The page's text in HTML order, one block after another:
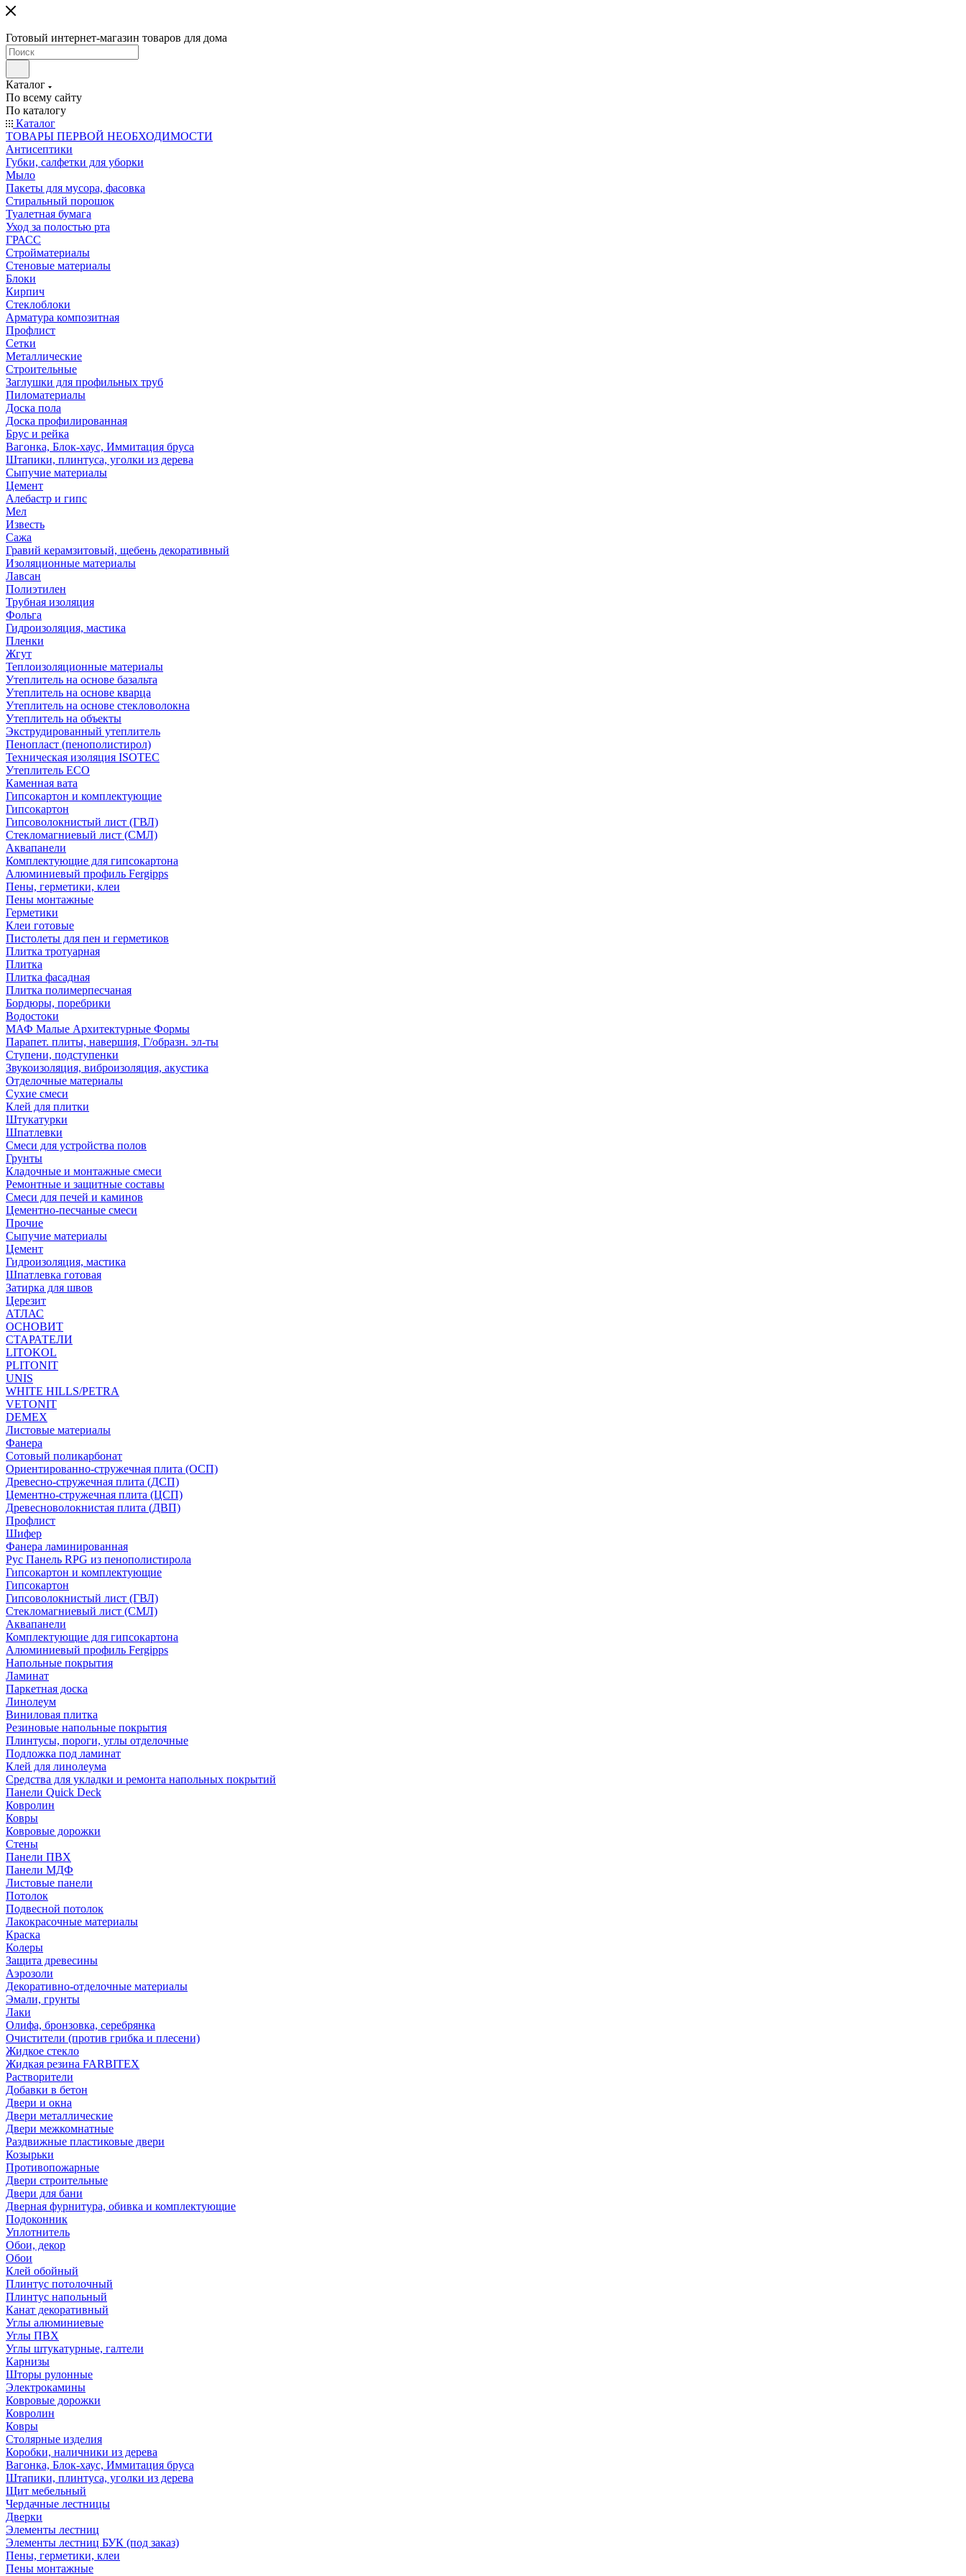
Готовый интернет-магазин товаров для дома
Каталог
По всему сайту
По каталогу
Каталог
ТОВАРЫ ПЕРВОЙ НЕОБХОДИМОСТИ
Антисептики
Губки, салфетки для уборки
Мыло
Пакеты для мусора, фасовка
Стиральный порошок
Туалетная бумага
Уход за полостью рта
ГРАСС
Стройматериалы
Стеновые материалы
Блоки
Кирпич
Стеклоблоки
Арматура композитная
Профлист
Сетки
Металлические
Строительные
Заглушки для профильных труб
Пиломатериалы
Доска пола
Доска профилированная
Брус и рейка
Вагонка, Блок-хаус, Иммитация бруса
Штапики, плинтуса, уголки из дерева
Сыпучие материалы
Цемент
Алебастр и гипс
Мел
Известь
Сажа
Гравий керамзитовый, щебень декоративный
Изоляционные материалы
Лавсан
Полиэтилен
Трубная изоляция
Фольга
Гидроизоляция, мастика
Пленки
Жгут
Теплоизоляционные материалы
Утеплитель на основе базальта
Утеплитель на основе кварца
Утеплитель на основе стекловолокна
Утеплитель на объекты
Экструдированный утеплитель
Пенопласт (пенополистирол)
Техническая изоляция ISOTEC
Утеплитель ECO
Каменная вата
Гипсокартон и комплектующие
Гипсокартон
Гипсоволокнистый лист (ГВЛ)
Стекломагниевый лист (СМЛ)
Аквапанели
Комплектующие для гипсокартона
Алюминиевый профиль Fergipps
Пены, герметики, клеи
Пены монтажные
Герметики
Клеи готовые
Пистолеты для пен и герметиков
Плитка тротуарная
Плитка
Плитка фасадная
Плитка полимерпесчаная
Бордюры, поребрики
Водостоки
МАФ Малые Архитектурные Формы
Парапет. плиты, навершия, Г/образн. эл-ты
Ступени, подступенки
Звукоизоляция, виброизоляция, акустика
Отделочные материалы
Сухие смеси
Клей для плитки
Штукатурки
Шпатлевки
Смеси для устройства полов
Грунты
Кладочные и монтажные смеси
Ремонтные и защитные составы
Смеси для печей и каминов
Цементно-песчаные смеси
Прочие
Сыпучие материалы
Цемент
Гидроизоляция, мастика
Шпатлевка готовая
Затирка для швов
Церезит
АТЛАС
ОСНОВИТ
СТАРАТЕЛИ
LITOKOL
PLITONIT
UNIS
WHITE HILLS/PETRA
VETONIT
DEMEX
Листовые материалы
Фанера
Сотовый поликарбонат
Ориентированно-стружечная плита (ОСП)
Древесно-стружечная плита (ДСП)
Цементно-стружечная плита (ЦСП)
Древесноволокнистая плита (ДВП)
Профлист
Шифер
Фанера ламинированная
Рус Панель RPG из пенополистирола
Гипсокартон и комплектующие
Гипсокартон
Гипсоволокнистый лист (ГВЛ)
Стекломагниевый лист (СМЛ)
Аквапанели
Комплектующие для гипсокартона
Алюминиевый профиль Fergipps
Напольные покрытия
Ламинат
Паркетная доска
Линолеум
Виниловая плитка
Резиновые напольные покрытия
Плинтусы, пороги, углы отделочные
Подложка под ламинат
Клей для линолеума
Средства для укладки и ремонта напольных покрытий
Панели Quick Deck
Ковролин
Ковры
Ковровые дорожки
Стены
Панели ПВХ
Панели МДФ
Листовые панели
Потолок
Подвесной потолок
Лакокрасочные материалы
Краска
Колеры
Защита древесины
Аэрозоли
Декоративно-отделочные материалы
Эмали, грунты
Лаки
Олифа, бронзовка, серебрянка
Очистители (против грибка и плесени)
Жидкое стекло
Жидкая резина FARBITEX
Растворители
Добавки в бетон
Двери и окна
Двери металлические
Двери межкомнатные
Раздвижные пластиковые двери
Козырьки
Противопожарные
Двери строительные
Двери для бани
Дверная фурнитура, обивка и комплектующие
Подоконник
Уплотнитель
Обои, декор
Обои
Клей обойный
Плинтус потолочный
Плинтус напольный
Канат декоративный
Углы алюминиевые
Углы ПВХ
Углы штукатурные, галтели
Карнизы
Шторы рулонные
Электрокамины
Ковровые дорожки
Ковролин
Ковры
Столярные изделия
Коробки, наличники из дерева
Вагонка, Блок-хаус, Иммитация бруса
Штапики, плинтуса, уголки из дерева
Щит мебельный
Чердачные лестницы
Дверки
Элементы лестниц
Элементы лестниц БУК (под заказ)
Пены, герметики, клеи
Пены монтажные